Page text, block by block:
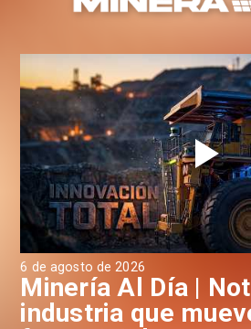
6 de agosto de 2026
Minería Al Día |
industria que